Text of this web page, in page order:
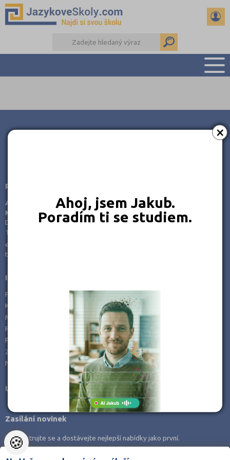
×
Ahoj, jsem Jakub.
Poradím ti se studiem.
PŘÍPRAVA NA ZKOUŠKY A K MATURITĚ
Poradenství v přípravě ke studiu
AMOS -
KamPoMaturite.cz, s.r.o.
Dukelských hrdinů 21
170 00 Praha 7
e-mail:
tel:
Informace
Prohlášení o přístupnosti
Kontakty
Mapa serveru
RSS
REKLAMA
Zásady zpracování OÚ
Nastavení cookies
Užitečné informace
Zasílání novinek
Zaregistrujte se a dostávejte nejlepší nabídky jako první.
🍪